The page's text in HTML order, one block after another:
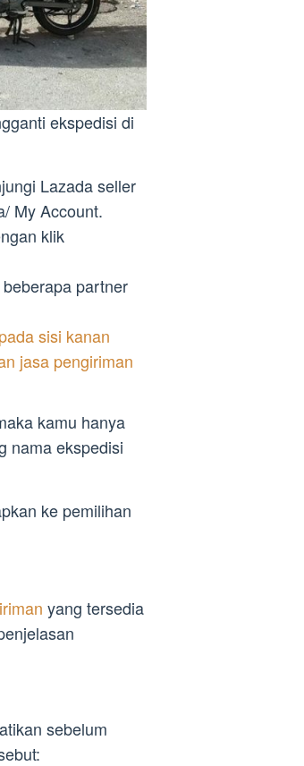
ekspedisi di
Lazada seller
My Account.
klik
partner
sisi kanan
jasa pengiriman
kamu hanya
nama ekspedisi
ke pemilihan
yang tersedia
sebelum